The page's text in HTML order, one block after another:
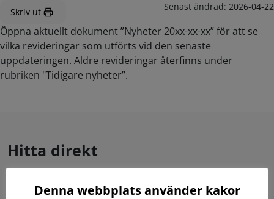
Skriv ut Senast ändrad: 2026-04-22
Öppna aktuellt dokument ”Nyheter 20xx-xx-xx” för att se
vilka revideringar som utförts vid den senaste
uppdateringen. Äldre revideringar återfinns under
rubriken "Tidigare nyheter”.
Hitta direkt
Gällande standardritningar (Dwg och pdf)
Denna webbplats använder kakor